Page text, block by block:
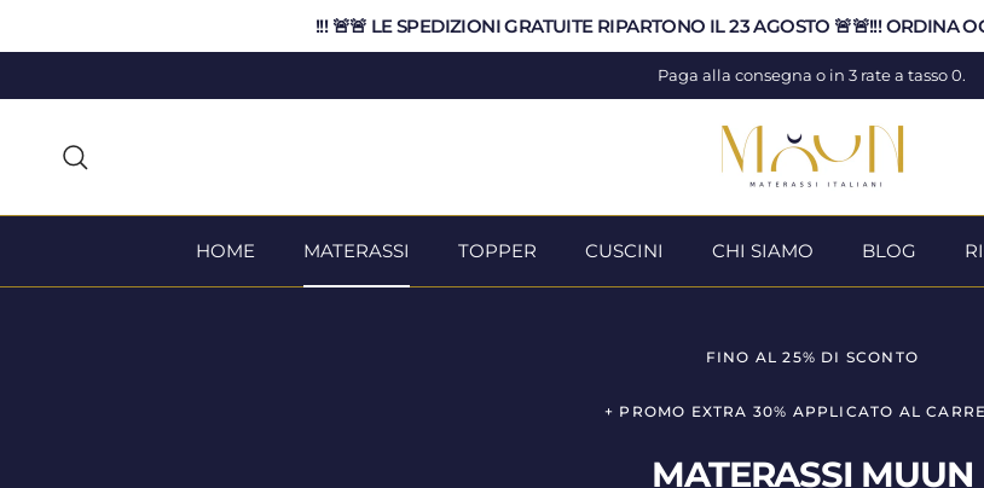
!!! 🚨🚨 LE SPEDIZIONI GRATUITE RIPARTONO IL 23 AGOSTO 🚨🚨!!! ORDINA
Paga alla consegna o in 3 rate a tasso 0.
HOME MATERASSI TOPPER CUSCINI CHI SIAMO BLOG
FINO AL 25% DI SCONTO
+ PROMO EXTRA 30% APPLICATO AL
MATERASSI MUUN